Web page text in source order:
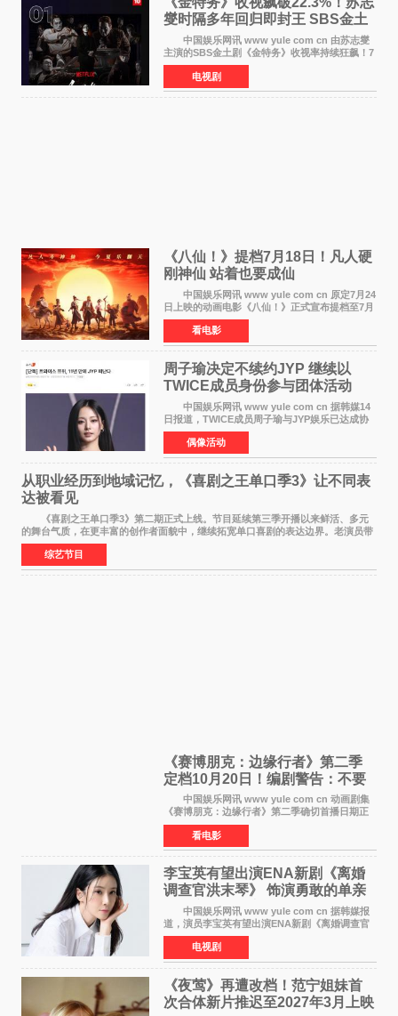
燮时隔多年回归即封王 SBS金土
剧新纪录诞生
中国娱乐网讯 www yule com cn 由苏志燮
主演的SBS金土剧《金特务》收视率持续狂飙！7
月11日播出的第6集全国平均收视率高达22 3%，
瞬间最高更冲上26 4%，不仅再度刷新自身纪
录，更稳坐同时段
电视剧
《八仙！》提档7月18日！凡人硬
刚神仙 站着也要成仙
中国娱乐网讯 www yule com cn 原定7月24
日上映的动画电影《八仙！》正式宣布提档至7月
18日。这部国风动画大片将八仙过海，各显神通
这句刻在国人DNA里的俗语玩出了新花样——影
片讲述凡人
看电影
周子瑜决定不续约JYP 继续以
TWICE成员身份参与团体活动
中国娱乐网讯 www yule com cn 据韩媒14
日报道，TWICE成员周子瑜与JYP娱乐已达成协
议，不再续签个人专属合约，但她将继续参与
TWICE的完整团体活动。 周子瑜于2015年通
过生存节目《SIXTE
偶像活动
从职业经历到地域记忆，《喜剧之王单口季3》让不同表
达被看见
《喜剧之王单口季3》第二期正式上线。节目延续第三季开播以来鲜活、多元
的舞台气质，在更丰富的创作者面貌中，继续拓宽单口喜剧的表达边界。老演员带
着更加成熟的文本与舞台掌控回归，新面孔则
综艺节目
《赛博朋克：边缘行者》第二季
定档10月20日！编剧警告：不要
对角色投入太深
中国娱乐网讯 www yule com cn 动画剧集
《赛博朋克：边缘行者》第二季确切首播日期正
式敲定——将于10月20日在Netflix全球上线。此
前，Netflix韩国官方账号曾短暂出现这一日期信
息，随后迅
看电影
李宝英有望出演ENA新剧《离婚
调查官洪末琴》 饰演勇敢的单亲
妈妈家事调查官
中国娱乐网讯 www yule com cn 据韩媒报
道，演员李宝英有望出演ENA新剧《离婚调查官
洪末琴》女主角，引发观众期待。 李宝英在
剧中饰演家庭法院家事调查官洪末琴一角——即
使在极限状况
电视剧
《夜莺》再遭改档！范宁姐妹首
次合体新片推迟至2027年3月上映